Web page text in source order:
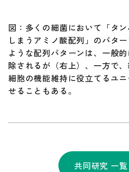
図：多くの細菌において「タ
しまうアミノ酸配列」のパタ
ような配列パターンは、一般
除されるが（右上）、一方で
細胞の機能維持に役立てるユ
せることもある。
共同研究 一